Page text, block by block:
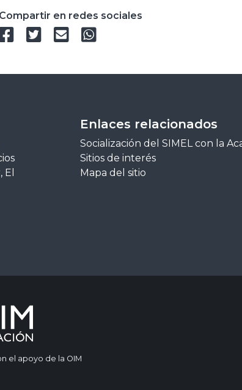
Compartir en redes sociales
Enlaces relacionados
Socialización del SIMEL con la
Sitios de interés
Mapa del sitio
el apoyo de la OIM